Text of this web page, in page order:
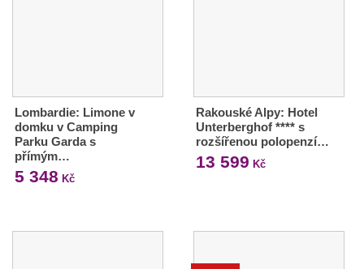
Lombardie: Limone v
domku v Camping
Parku Garda s
přímým…
5 348 Kč
Rakouské Alpy: Hotel
Unterberghof **** s
rozšířenou polopenzí…
13 599 Kč